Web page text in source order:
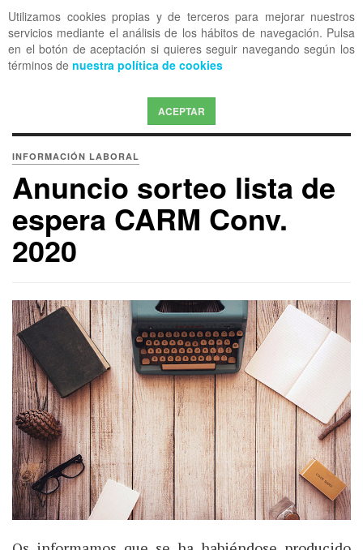
Utilizamos cookies propias y de terceros para mejorar nuestros
servicios mediante el análisis de los hábitos de navegación. Pulsa
en el botón de aceptación si quieres seguir navegando según los
términos de nuestra política de cookies
ACEPTAR
OFF CANVAS
INFORMACIÓN LABORAL
Anuncio sorteo lista de
espera CARM Conv.
2020